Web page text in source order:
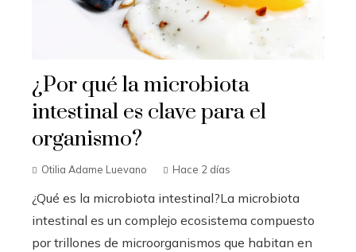
¿Por qué la microbiota
intestinal es clave para el
organismo?
Otilia Adame Luevano Hace 2 días
¿Qué es la microbiota intestinal?La microbiota
intestinal es un complejo ecosistema compuesto
por trillones de microorganismos que habitan en